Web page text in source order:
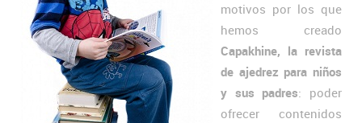
motivos por los que
hemos creado
Capakhine, la revista
de ajedrez para niños
y sus padres: poder
ofrecer contenidos